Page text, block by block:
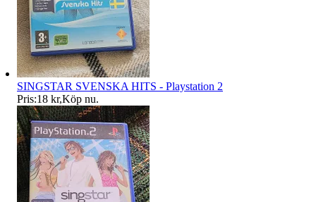
SINGSTAR SVENSKA HITS - Playstation 2
Pris:18 kr,Köp nu.